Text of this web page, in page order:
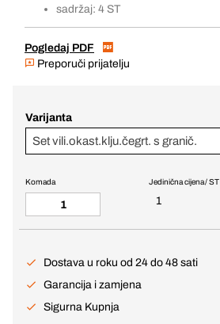
sadržaj: 4 ST
Pogledaj PDF
Preporuči prijatelju
Varijanta
Set vili.okast.klju.čegrt. s granič.
Jedinična cijena / ST
1
Komada
Dostava u roku od 24 do 48 sati
Garancija i zamjena
Sigurna Kupnja